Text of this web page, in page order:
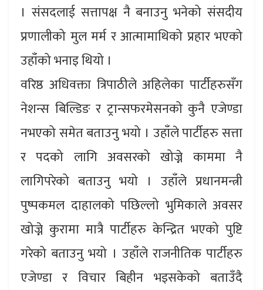
। संसदलाई सत्तापक्ष नै बनाउनु भनेको संसदीय
प्रणालीको मुल मर्म र आत्मामाथिको प्रहार भएको
उहाँको भनाइ थियो ।
वरिष्ठ अधिवक्ता त्रिपाठीले अहिलेका पार्टीहरुसँग
नेशन्स बिल्डिङ र ट्रान्सफरमेसनको कुनै एजेण्डा
नभएको समेत बताउनु भयो । उहाँले पार्टीहरु सत्ता
र पदको लागि अवसरको खोज्ने काममा नै
लागिपरेको बताउनु भयो । उहाँले प्रधानमन्त्री
पुष्पकमल दाहालको पछिल्लो भुमिकाले अवसर
खोज्ने कुरामा मात्रै पार्टीहरु केन्द्रित भएको पुष्टि
गरेको बताउनु भयो । उहाँले राजनीतिक पार्टीहरु
एजेण्डा र विचार बिहीन भइसकेको बताउँदै